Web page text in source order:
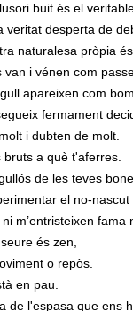
buit és el
veritat desperta de
naturalesa pròpia
van i vénen com
apareixen com
fermament
i dubten de molt.
a què t'aferres.
de les teves
el no-nascut
m’entristeixen fama
és zen,
o repòs.
en pau.
de l'espasa que ens